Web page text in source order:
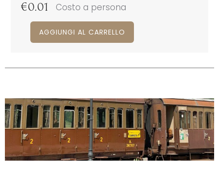
€0.01 Costo a persona
AGGIUNGI AL CARRELLO